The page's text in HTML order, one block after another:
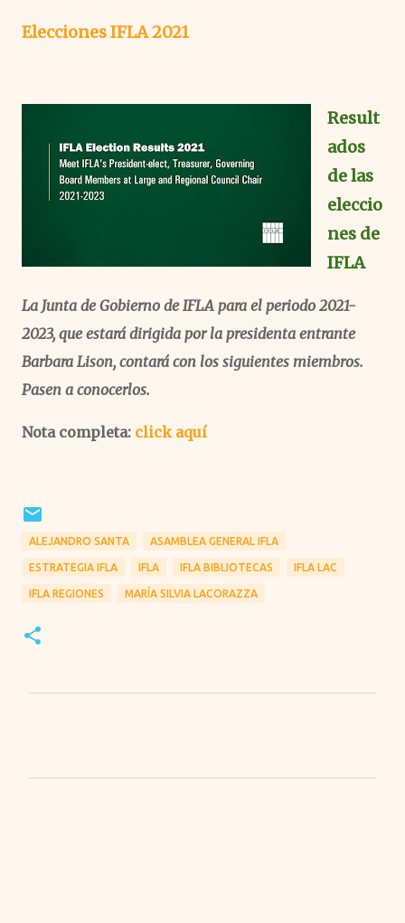
Elecciones IFLA 2021
Result
ados
de las
eleccio
nes de
IFLA
La Junta de Gobierno de IFLA para el periodo 2021-
2023, que estará dirigida por la presidenta entrante
Barbara Lison, contará con los siguientes miembros.
Pasen a conocerlos.
Nota completa: click aquí
ALEJANDRO SANTA ASAMBLEA GENERAL IFLA
ESTRATEGIA IFLA IFLA IFLA BIBLIOTECAS IFLA LAC
IFLA REGIONES MARÍA SILVIA LACORAZZA